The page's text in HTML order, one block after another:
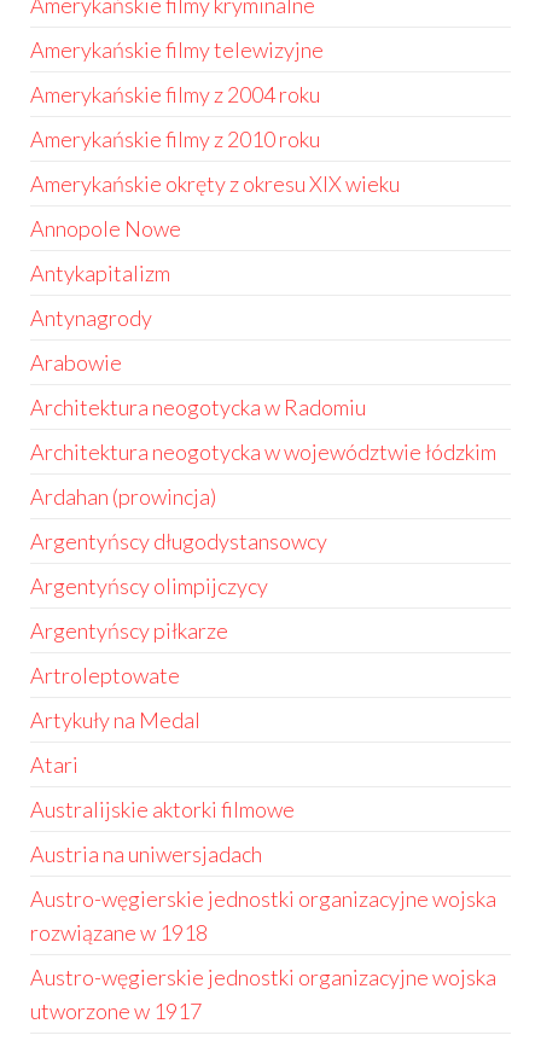
Amerykańskie filmy telewizyjne
Amerykańskie filmy z 2004 roku
Amerykańskie filmy z 2010 roku
Amerykańskie okręty z okresu XIX wieku
Annopole Nowe
Antykapitalizm
Antynagrody
Arabowie
Architektura neogotycka w Radomiu
Architektura neogotycka w województwie łódzkim
Ardahan (prowincja)
Argentyńscy długodystansowcy
Argentyńscy olimpijczycy
Argentyńscy piłkarze
Artroleptowate
Artykuły na Medal
Atari
Australijskie aktorki filmowe
Austria na uniwersjadach
Austro-węgierskie jednostki organizacyjne wojska
rozwiązane w 1918
Austro-węgierskie jednostki organizacyjne wojska
utworzone w 1917